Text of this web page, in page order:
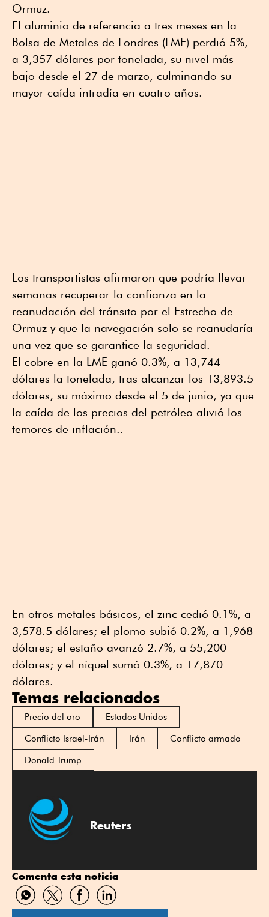
Ormuz.
El aluminio de referencia a tres meses en la
Bolsa de Metales de Londres (LME) perdió 5%,
a 3,357 dólares por tonelada, su nivel más
bajo desde el 27 de marzo, culminando su
mayor caída intradía en cuatro años.
Los transportistas afirmaron que podría llevar
semanas recuperar la confianza en la
reanudación del tránsito por el Estrecho de
Ormuz y que la navegación solo se reanudaría
una vez que se garantice la seguridad.
El cobre en la LME ganó 0.3%, a 13,744
dólares la tonelada, tras alcanzar los 13,893.5
dólares, su máximo desde el 5 de junio, ya que
la caída de los precios del petróleo alivió los
temores de inflación..
En otros metales básicos, el zinc cedió 0.1%, a
3,578.5 dólares; el plomo subió 0.2%, a 1,968
dólares; el estaño avanzó 2.7%, a 55,200
dólares; y el níquel sumó 0.3%, a 17,870
dólares.
Temas relacionados
Precio del oro
Estados Unidos
Conflicto Israel-Irán
Irán
Conflicto armado
Donald Trump
Reuters
Comenta esta noticia
Compartir
por
Compartir
por
Compartir
por
Compartir
por